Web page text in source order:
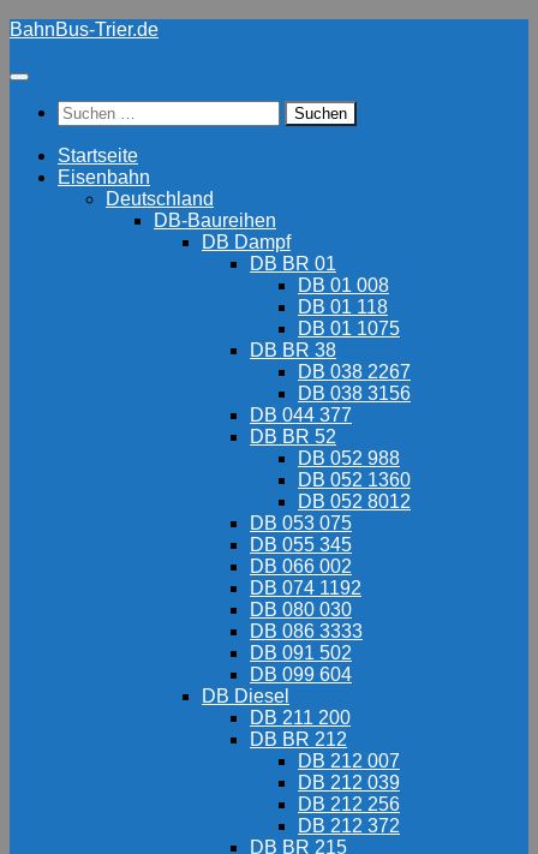
Zum
springen
BahnBus-Trier.de
Suchen
nach:
Startseite
Eisenbahn
Deutschland
DB-Baureihen
DB Dampf
DB BR 01
DB 01 008
DB 01 118
DB 01 1075
DB BR 38
DB 038 2267
DB 038 3156
DB 044 377
DB BR 52
DB 052 988
DB 052 1360
DB 052 8012
DB 053 075
DB 055 345
DB 066 002
DB 074 1192
DB 080 030
DB 086 3333
DB 091 502
DB 099 604
DB Diesel
DB 211 200
DB BR 212
DB 212 007
DB 212 039
DB 212 256
DB 212 372
DB BR 215